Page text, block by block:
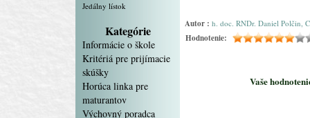
Jedálny lístok
Kategórie
Informácie o škole
Kritériá pre prijímacie
skúšky
Horúca linka pre
maturantov
Výchovný poradca
Autor : h. doc. RNDr. Daniel Polčin,
Hodnotenie:
Vaše